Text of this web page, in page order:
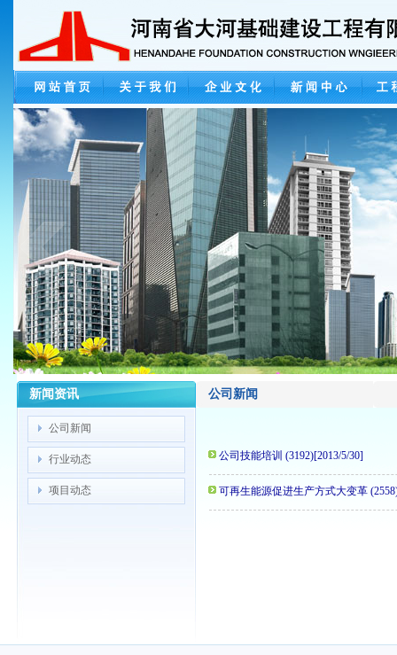
新闻资讯
公司新闻
行业动态
项目动态
公司新闻
公司技能培训 (3192)[2013/5/30]
可再生能源促进生产方式大变革